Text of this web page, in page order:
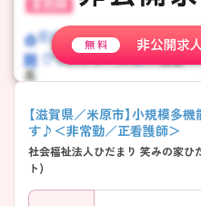
【滋賀県／米原市】小規模多
す♪＜非常勤／正看護師＞
社会福祉法人ひだまり 笑みの家ひ
ト)